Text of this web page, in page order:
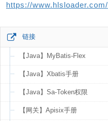
https://www.hlsloader.com/
链接
【Java】MyBatis-Flex
【Java】Xbatis手册
【Java】Sa-Token权限
【网关】Apisix手册